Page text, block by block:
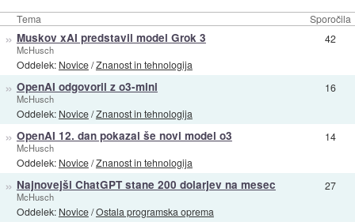
Tema Sporočila
» Muskov xAI predstavil model Grok 3
McHusch
Oddelek: Novice/Znanost in tehnologija
42
» OpenAI odgovoril z o3-mini
McHusch
Oddelek: Novice/Znanost in tehnologija
16
» OpenAI 12. dan pokazal še novi model o3
McHusch
Oddelek: Novice/Znanost in tehnologija
14
» Najnovejši ChatGPT stane 200 dolarjev na mesec
McHusch
Oddelek: Novice/Ostala programska oprema
27